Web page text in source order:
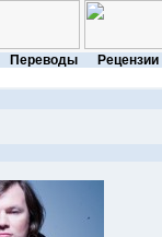
Переводы Рецензии